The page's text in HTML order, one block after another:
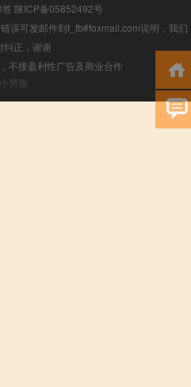
陕ICP备05852492号
误可发邮件到f_fb#foxmail.com说明，我们
纠正，谢谢
不接盈利性广告及商业合作
小男孩